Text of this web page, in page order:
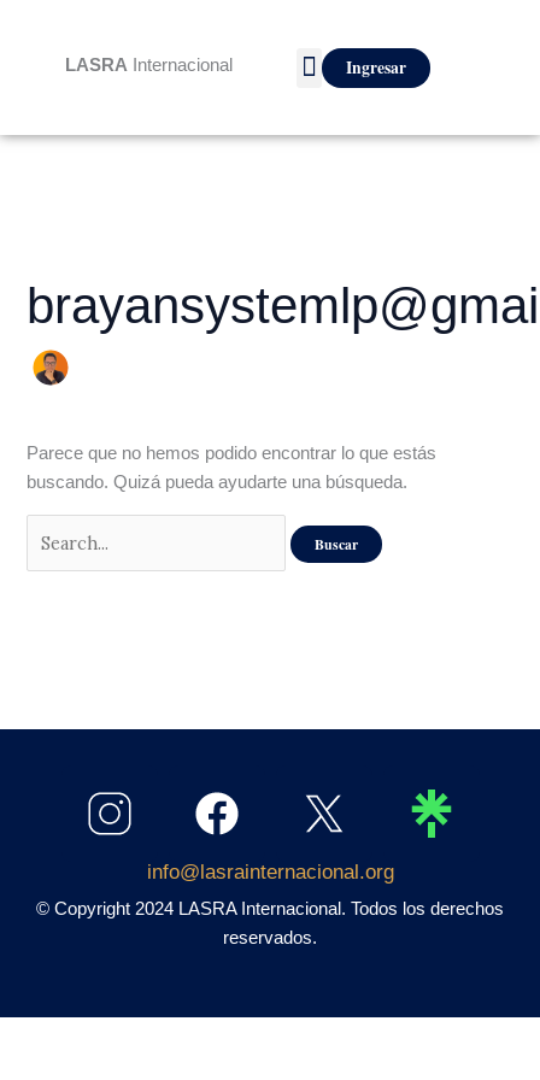
contenidoLASRA Internacional Ingresar
Parece que no hemos podido encontrar lo que estás
buscando. Quizá pueda ayudarte una búsqueda.
info@lasrainternacional.org
© Copyright 2024 LASRA Internacional. Todos los derechos
reservados.